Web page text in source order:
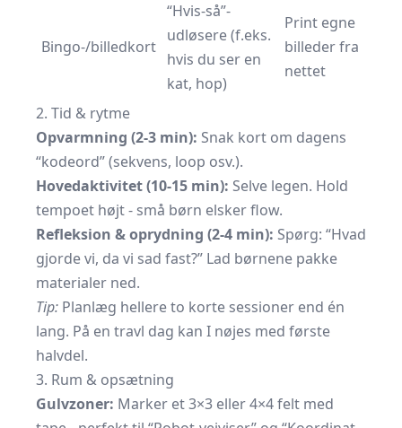
Bingo-/billedkort
“Hvis-så”-
udløsere (f.eks.
hvis du ser en
kat, hop)
Print egne
billeder fra
nettet
2. Tid & rytme
Opvarmning (2-3 min): Snak kort om dagens
“kodeord” (sekvens, loop osv.).
Hovedaktivitet (10-15 min): Selve legen. Hold
tempoet højt - små børn elsker flow.
Refleksion & oprydning (2-4 min): Spørg: “Hvad
gjorde vi, da vi sad fast?” Lad børnene pakke
materialer ned.
Tip: Planlæg hellere to korte sessioner end én
lang. På en travl dag kan I nøjes med første
halvdel.
3. Rum & opsætning
Gulvzoner: Marker et 3×3 eller 4×4 felt med